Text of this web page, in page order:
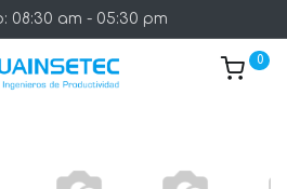
08:30 am - 05:30 pm
0